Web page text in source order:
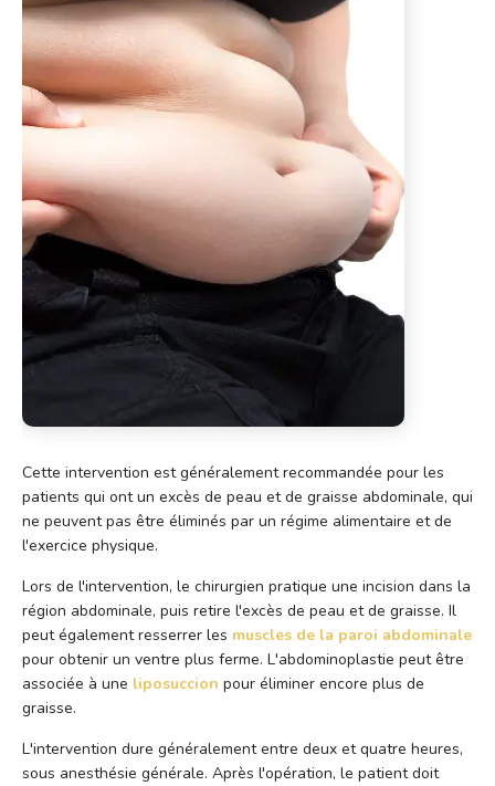
Cette intervention est généralement recommandée pour les
patients qui ont un excès de peau et de graisse abdominale, qui
ne peuvent pas être éliminés par un régime alimentaire et de
l'exercice physique.
Lors de l'intervention, le chirurgien pratique une incision dans la
région abdominale, puis retire l'excès de peau et de graisse. Il
peut également resserrer les muscles de la paroi abdominale
pour obtenir un ventre plus ferme. L'abdominoplastie peut être
associée à une liposuccion pour éliminer encore plus de
graisse.
L'intervention dure généralement entre deux et quatre heures,
sous anesthésie générale. Après l'opération, le patient doit